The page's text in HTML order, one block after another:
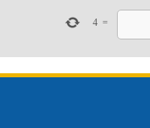
=
4